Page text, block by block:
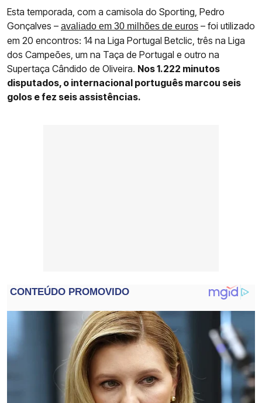
Esta temporada, com a camisola do Sporting, Pedro
Gonçalves – avaliado em 30 milhões de euros – foi utilizado
em 20 encontros: 14 na Liga Portugal Betclic, três na Liga
dos Campeões, um na Taça de Portugal e outro na
Supertaça Cândido de Oliveira. Nos 1.222 minutos
disputados, o internacional português marcou seis
golos e fez seis assistências.